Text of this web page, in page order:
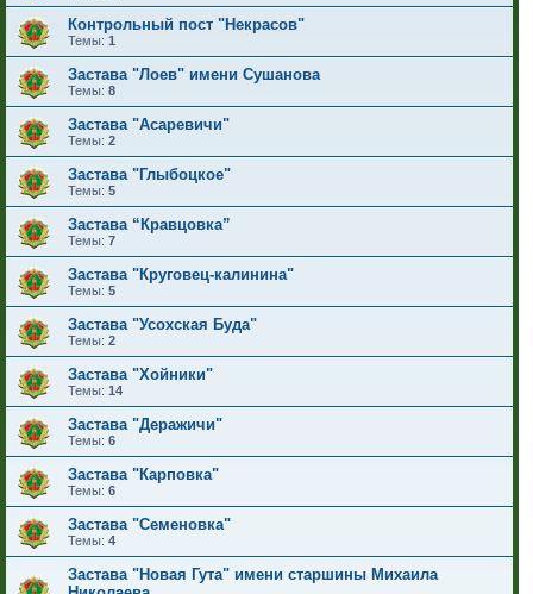
Контрольный пост "Некрасов"
Темы: 1
Застава "Лоев" имени Сушанова
Темы: 8
Застава "Асаревичи"
Темы: 2
Застава "Глыбоцкое"
Темы: 5
Застава “Кравцовка”
Темы: 7
Застава "Круговец-калинина"
Темы: 5
Застава "Усохская Буда"
Темы: 2
Застава "Хойники"
Темы: 14
Застава "Деражичи"
Темы: 6
Застава "Карповка"
Темы: 6
Застава "Семеновка"
Темы: 4
Застава "Новая Гута" имени старшины Михаила